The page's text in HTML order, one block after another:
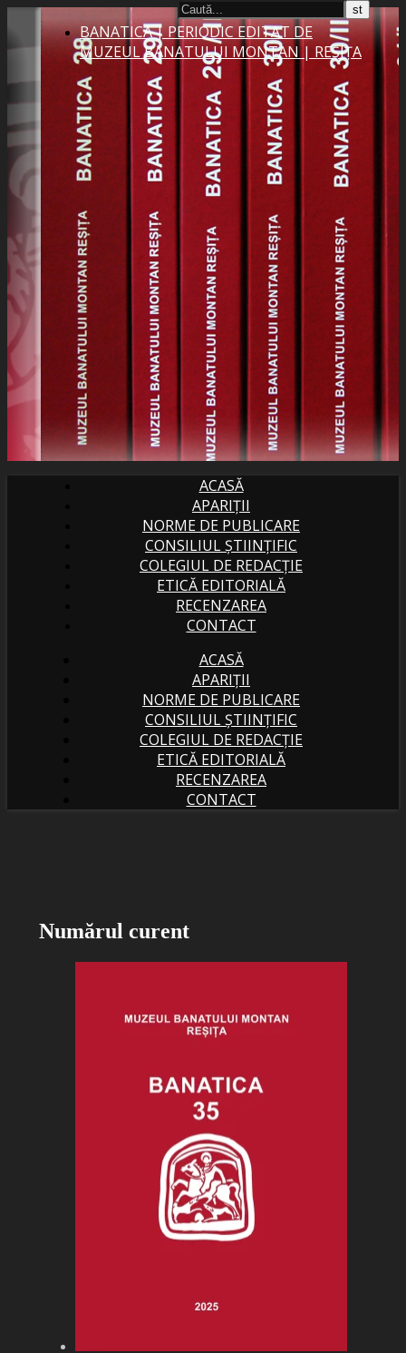
BANATICA | PERIODIC EDITAT DE
MUZEUL BANATULUI MONTAN | REȘIȚA
ACASĂ
APARIȚII
NORME DE PUBLICARE
CONSILIUL ȘTIINȚIFIC
COLEGIUL DE REDACȚIE
ETICĂ EDITORIALĂ
RECENZAREA
CONTACT
ACASĂ
APARIȚII
NORME DE PUBLICARE
CONSILIUL ȘTIINȚIFIC
COLEGIUL DE REDACȚIE
ETICĂ EDITORIALĂ
RECENZAREA
CONTACT
Numărul curent